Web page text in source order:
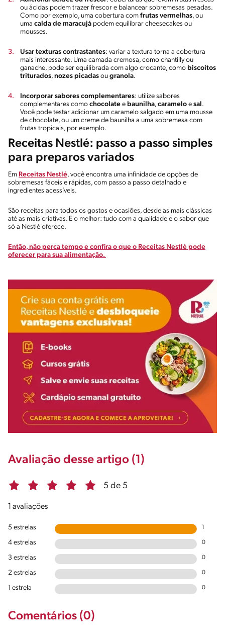
ou ácidas podem trazer frescor e balancear sobremesas pesadas.
Como por exemplo, uma cobertura com frutas vermelhas, ou
uma calda de maracujá podem equilibrar cheesecakes ou
mousses.
Usar texturas contrastantes: variar a textura torna a cobertura
mais interessante. Uma camada cremosa, como chantilly ou
ganache, pode ser equilibrada com algo crocante, como biscoitos
triturados, nozes picadas ou granola.
Incorporar sabores complementares: utilize sabores
complementares como chocolate e baunilha, caramelo e sal .
Você pode testar adicionar um caramelo salgado em uma mousse
de chocolate, ou um creme de baunilha a uma sobremesa com
frutas tropicais, por exemplo.
Receitas Nestlé: passo a passo simples
para preparos variados
Em Receitas Nestlé, você encontra uma infinidade de opções de
sobremesas fáceis e rápidas, com passo a passo detalhado e
ingredientes acessíveis.
São receitas para todos os gostos e ocasiões, desde as mais clássicas
até as mais criativas. E o melhor: tudo com a qualidade e o sabor que
só a Nestlé oferece.
Então, não perca tempo e confira o que o Receitas Nestlé pode
oferecer para sua alimentação.
Avaliação desse artigo (1)
5 de 5
1 avaliações
5 estrelas
4 estrelas 0
3 estrelas 0
2 estrelas 0
1 estrela 0
Comentários (0)